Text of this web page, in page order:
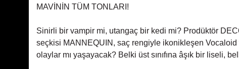
MAVİNİN TÜM
Sinirli bir vampir mi, utangaç bir kedi mi? Prodüktör
seçkisi MANNEQUIN, saç rengiyle ikonikleşen Vocaloid
olaylar mı yaşayacak? Belki üst sınıfına âşık